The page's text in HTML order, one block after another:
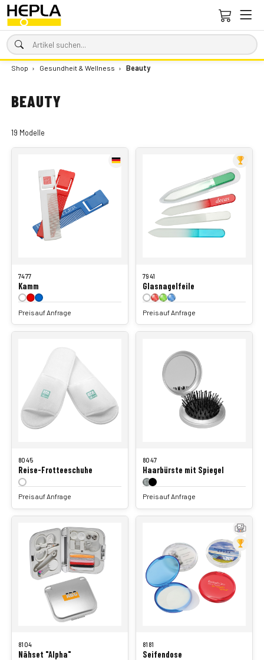
Shop › Gesundheit & Wellness › Beauty
BEAUTY
19 Modelle
7477
Kamm
Preis auf Anfrage
7941
Glasnagelfeile
Preis auf Anfrage
8045
Reise-Frotteeschuhe
Preis auf Anfrage
8047
Haarbürste mit Spiegel
Preis auf Anfrage
8104
Nähset "Alpha"
8181
Seifendose